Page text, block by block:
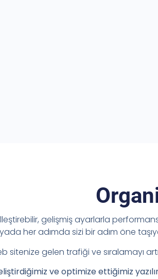
gelişmiş ayarlarla
her adımda sizi bir adım öne
sitenize gelen trafiği ve sıralamayı
ve optimize ettiğimiz